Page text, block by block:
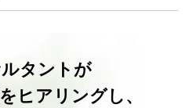
タントが
ヒアリングし、